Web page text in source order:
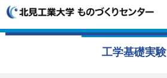
工学基礎実験